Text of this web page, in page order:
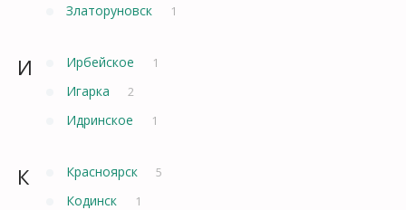
Златоруновск 1
И Ирбейское 1
Игарка 2
Идринское 1
К Красноярск 5
Кодинск 1